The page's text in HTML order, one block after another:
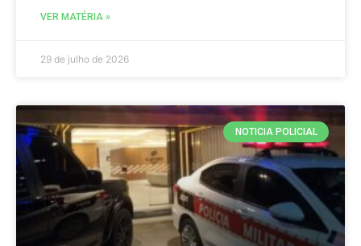
VER MATÉRIA »
29 de julho de 2026
NOTICIA POLICIAL